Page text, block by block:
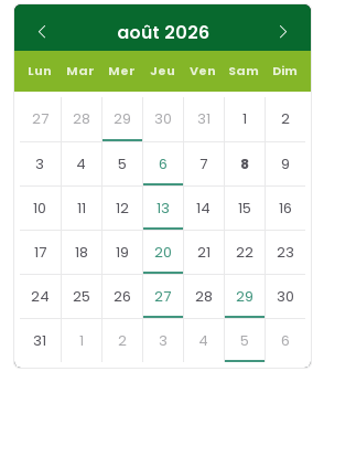
août 2026
Lun Mar Mer Jeu Ven Sam Dim
27 28 29 30 31 1 2
3 4 5 6 7 8 9
10 11 12 13 14 15 16
17 18 19 20 21 22 23
24 25 26 27 28 29 30
31 1 2 3 4 5 6